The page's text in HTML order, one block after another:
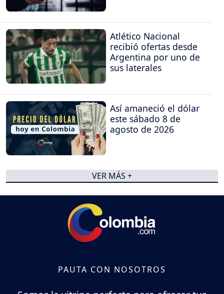
Atlético Nacional
recibió ofertas desde
Argentina por uno de
sus laterales
Así amaneció el dólar
este sábado 8 de
agosto de 2026
VER MÁS +
PAUTA CON NOSOTROS